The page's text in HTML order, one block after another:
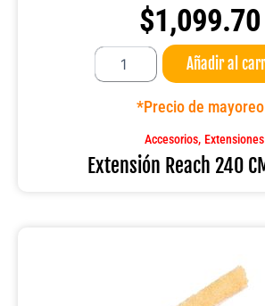
$1,099.70
Extensión
Reach
240
Añadir al
*Precio de mayoreo
Accesorios, Extensiones
Extensión Reach 240